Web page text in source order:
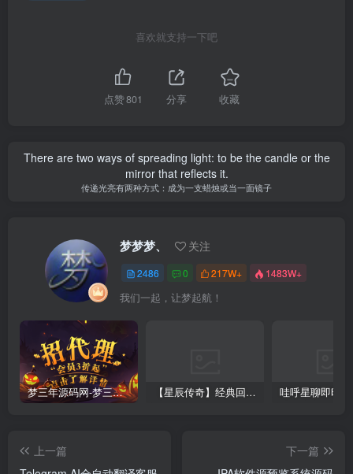
喜欢就支持一下吧
点赞801 分享 收藏
There are two ways of spreading light: to be the candle or the
mirror that reflects it.
传递光亮有两种方式：成为一支蜡烛或当一面镜子
梦梦梦、 关注
2486 0 217W+ 1483W+
我们一起，让梦起航！
梦三年源码网-梦三年ym会员代理详情 【星辰传奇】经典回合制手游+安卓端+GM工具+详细搭建教程
上一篇
下一篇